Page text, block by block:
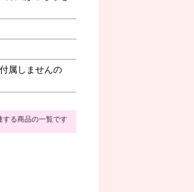
属しませんの
る商品の一覧です